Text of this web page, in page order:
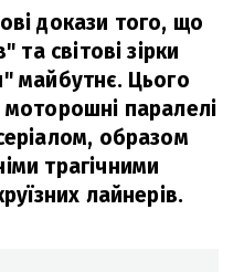
докази того, що
та світові зірки
майбутнє. Цього
паралелі
образом
трагічними
лайнерів.